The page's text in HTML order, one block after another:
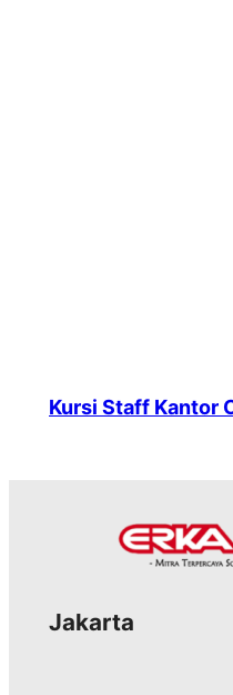
Kursi Staff Kantor
Jakarta